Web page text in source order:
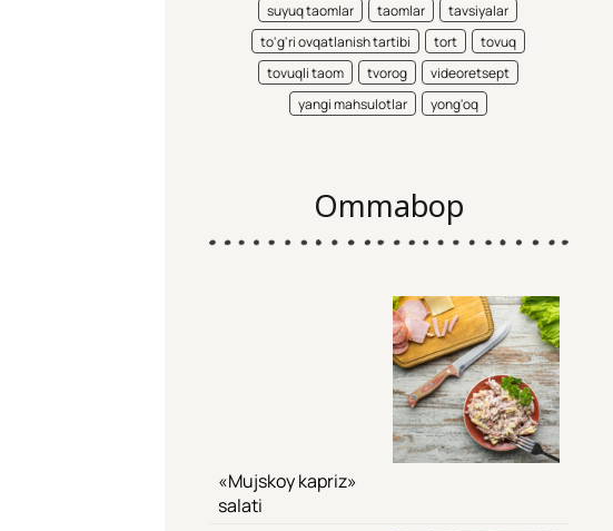
suyuq taomlar
taomlar
tavsiyalar
to'g'ri ovqatlanish tartibi
tort
tovuq
tovuqli taom
tvorog
videoretsept
yangi mahsulotlar
yong'oq
Ommabop
«Mujskoy kapriz»
salati